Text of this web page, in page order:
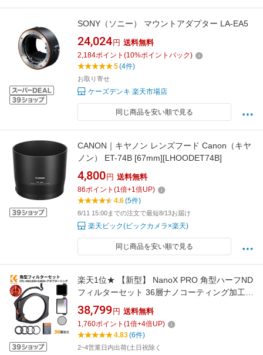
SONY（ソニー） マウントアダプター LA-EA5
24,024 円 送料無料
2,184ポイント (10%ポイントバック)
5(4件)
お取り寄せ
ケーズデンキ 楽天市場店
同じ商品を安い順で見る
CANON｜キヤノン レンズフード Canon（キヤ
ノン） ET-74B [67mm][LHOODET74B]
4,800 円 送料無料
86ポイント (1倍+1倍UP)
4.6(5件)
8/11 15:00までの注文で最短8/13お届け
楽天ビック(ビックカメラ×楽天)
同じ商品を安い順で見る
楽天1位★ 【新型】 NanoX PRO 角型ハーフND
フィルターセット 36層ナノコーティング加工
ソフトGND8+ND1000減光フィルター(10スト
ップ)+スクエアCPLフィルター+新型フィルター
ホルダー 67mm72mm77mm82mmアダプター
38,799 円 送料無料
1,760ポイント (1倍+4倍UP)
4.83(6件)
2~4営業日内出荷(土日祝除く